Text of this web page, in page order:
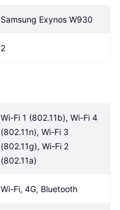
Samsung Exynos W930
2
Wi-Fi 1 (802.11b), Wi-Fi 4
(802.11n), Wi-Fi 3
(802.11g), Wi-Fi 2
(802.11a)
Wi-Fi, 4G, Bluetooth